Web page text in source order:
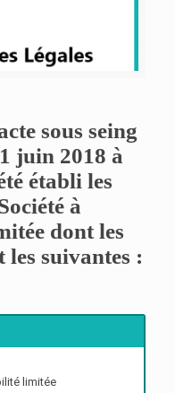
sous seing
juin 2018 à
établi les
à
dont les
les suivantes :
limitée